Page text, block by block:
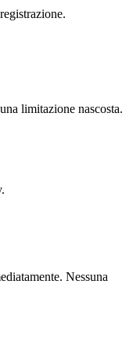
limitazione nascosta.
Nessuna